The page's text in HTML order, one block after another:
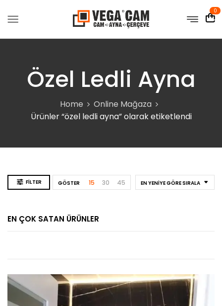
0
Özel Ledli Ayna
Home
Online Mağaza
Ürünler “özel ledli ayna” olarak etiketlendi
FILTER EN YENIYE GÖRE SIRALA
GÖSTER 15 30 45
EN ÇOK SATAN ÜRÜNLER